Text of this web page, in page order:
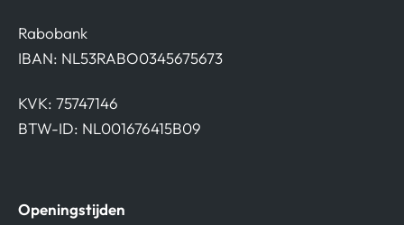
Rabobank
IBAN: NL53RABO0345675673
KVK: 75747146
BTW-ID: NL001676415B09
Openingstijden